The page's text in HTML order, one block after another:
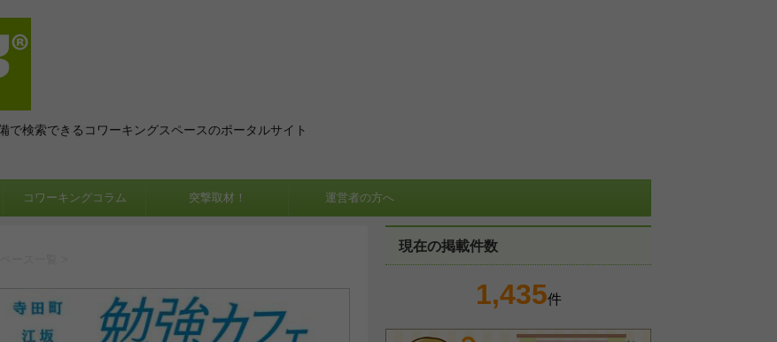
検索できるコワーキングスペースのポータルサイト
コワーキングコラム 突撃取材！ 運営者の方へ
現在の掲載件数
1,435件